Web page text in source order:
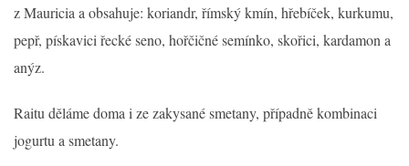
z Mauricia a obsahuje: koriandr, římský kmín, hřebíček, kurkumu,
pepř, pískavici řecké seno, hořčičné semínko, skořici, kardamon a
anýz.
Raitu děláme doma i ze zakysané smetany, případně kombinaci
jogurtu a smetany.